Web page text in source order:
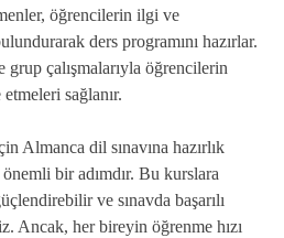
öğrencilerin ilgi ve
ders programını hazırlar.
grup çalışmalarıyla öğrencilerin
sağlanır.
Almanca dil sınavına hazırlık
bir adımdır. Bu kurslara
ve sınavda başarılı
Ancak, her bireyin öğrenme hızı